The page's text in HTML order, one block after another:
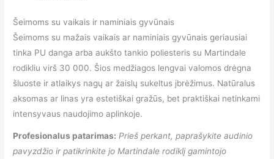
Šeimoms su vaikais ir naminiais gyvūnais
Šeimoms su mažais vaikais ar naminiais gyvūnais geriausiai
tinka PU danga arba aukšto tankio poliesteris su Martindale
rodikliu virš 30 000. Šios medžiagos lengvai valomos drėgna
šluoste ir atlaikys nagų ar žaislų sukeltus įbrėžimus. Natūralus
aksomas ar linas yra estetiškai gražūs, bet praktiškai netinkami
intensyvaus naudojimo aplinkoje.
Profesionalus patarimas: Prieš perkant, paprašykite audinio
pavyzdžio ir patikrinkite jo Martindale rodiklį gamintojo